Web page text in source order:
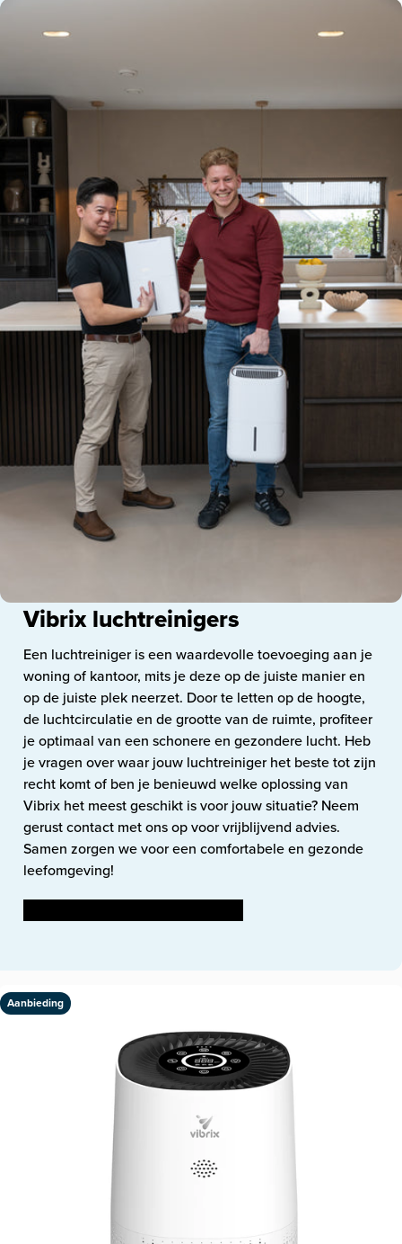
Vibrix luchtreinigers
Een luchtreiniger is een waardevolle toevoeging aan je
woning of kantoor, mits je deze op de juiste manier en
op de juiste plek neerzet. Door te letten op de hoogte,
de luchtcirculatie en de grootte van de ruimte, profiteer
je optimaal van een schonere en gezondere lucht. Heb
je vragen over waar jouw luchtreiniger het beste tot zijn
recht komt of ben je benieuwd welke oplossing van
Vibrix het meest geschikt is voor jouw situatie? Neem
gerust contact met ons op voor vrijblijvend advies.
Samen zorgen we voor een comfortabele en gezonde
leefomgeving!
Aanbieding